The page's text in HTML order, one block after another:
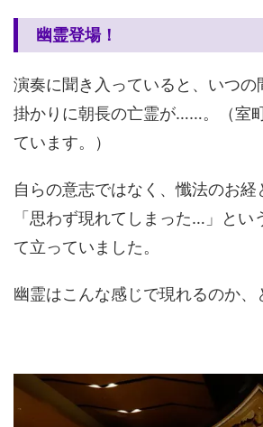
幽霊登場！
演奏に聞き入っていると、いつの
掛かりに朝長の亡霊が……。（室
ています。）
自らの意志ではなく、懺法のお経
「思わず現れてしまった…」とい
て立っていました。
幽霊はこんな感じで現れるのか、